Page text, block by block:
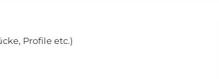
Profile etc.)